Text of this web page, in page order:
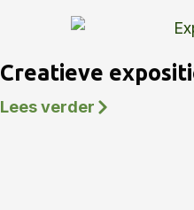
Creatieve
Lees verder